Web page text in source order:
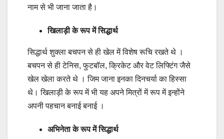
नाम से भी जाना जाता है।
खिलाड़ी के रूप में सिद्धार्थ
सिद्धार्थ शुक्ला बचपन से ही खेल में विशेष रूचि रखते थे ।
बचपन से ही टेनिस, फुटबॉल, क्रिकेट और वेट लिफ्टिंग जैसे
खेल खेला करते थे । जिम जाना इनका दिनचर्या का हिस्सा
थे। खिलाड़ी के रूप में भी यह अपने मित्रों में रूप में इन्होंने
अपनी पहचान बनाई बनाई ।
अभिनेता के रूप में सिद्धार्थ